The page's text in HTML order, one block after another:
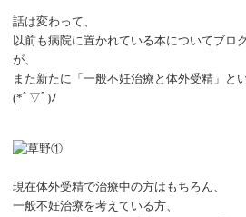
話は変わって、
以前も病院に置かれている本についてブロ
が、
また新たに「一般不妊治療と体外受精」と
(*ﾟ▽ﾟ)ﾉ
現在体外受精で治療中の方はもちろん、
一般不妊治療を考えている方、